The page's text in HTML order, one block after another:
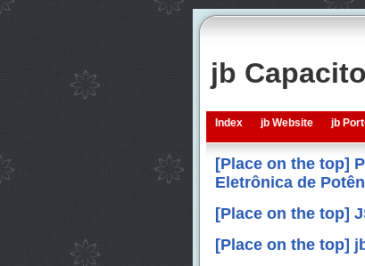
jb
Index jb Website jb
[Place on the top]
Eletrônica de
[Place on the top]
[Place on the top]